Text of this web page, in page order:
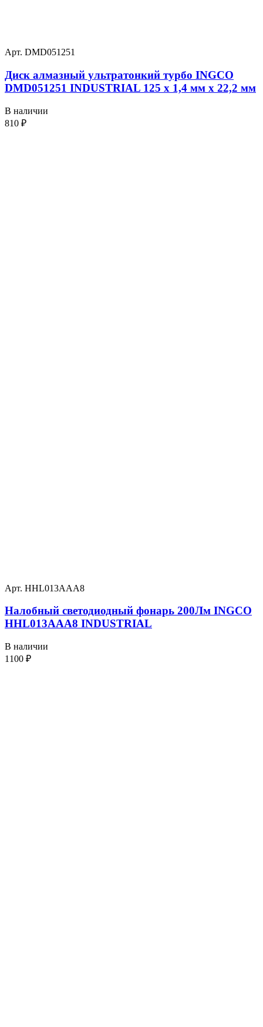
Арт. DMD051251
Диск алмазный ультратонкий турбо INGCO
DMD051251 INDUSTRIAL 125 х 1,4 мм x 22,2 мм
В наличии
810 ₽
Арт. HHL013AAA8
Налобный светодиодный фонарь 200Лм INGCO
HHL013AAA8 INDUSTRIAL
В наличии
1100 ₽